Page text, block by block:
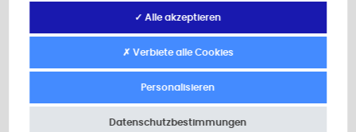
A: 2,0
Mindestverkaufsmenge : 1000
✓ Alle akzeptieren
✗ Verbiete alle Cookies
Personalisieren
Datenschutzbestimmungen